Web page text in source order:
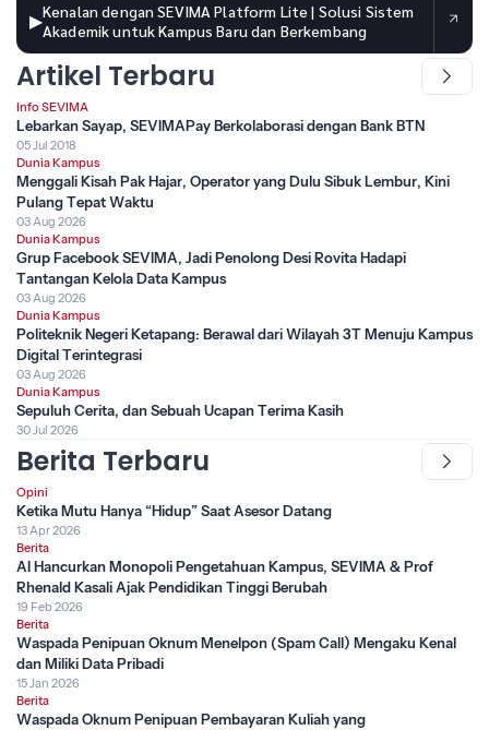
▶Kenalan dengan SEVIMA Platform Lite | Solusi Sistem
Akademik untuk Kampus Baru dan Berkembang
Artikel Terbaru
Info SEVIMA
Lebarkan Sayap, SEVIMAPay Berkolaborasi dengan Bank BTN
05 Jul 2018
Dunia Kampus
Menggali Kisah Pak Hajar, Operator yang Dulu Sibuk Lembur, Kini
Pulang Tepat Waktu
03 Aug 2026
Dunia Kampus
Grup Facebook SEVIMA, Jadi Penolong Desi Rovita Hadapi
Tantangan Kelola Data Kampus
03 Aug 2026
Dunia Kampus
Politeknik Negeri Ketapang: Berawal dari Wilayah 3T Menuju Kampus
Digital Terintegrasi
03 Aug 2026
Dunia Kampus
Sepuluh Cerita, dan Sebuah Ucapan Terima Kasih
30 Jul 2026
Berita Terbaru
Opini
Ketika Mutu Hanya “Hidup” Saat Asesor Datang
13 Apr 2026
Berita
AI Hancurkan Monopoli Pengetahuan Kampus, SEVIMA & Prof
Rhenald Kasali Ajak Pendidikan Tinggi Berubah
19 Feb 2026
Berita
Waspada Penipuan Oknum Menelpon (Spam Call) Mengaku Kenal
dan Miliki Data Pribadi
15 Jan 2026
Berita
Waspada Oknum Penipuan Pembayaran Kuliah yang